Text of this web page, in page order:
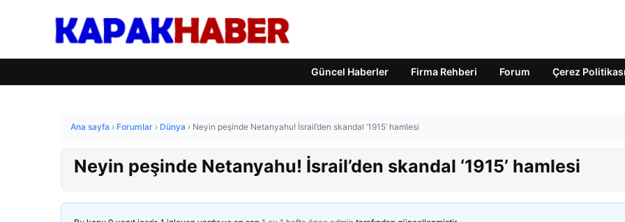
Güncel Haberler Firma Rehberi Forum Çerez Politikası
Ana sayfa › Forumlar › Dünya › Neyin peşinde Netanyahu! İsrail’den skandal ‘1915’ hamlesi
Neyin peşinde Netanyahu! İsrail’den skandal ‘1915’ hamlesi